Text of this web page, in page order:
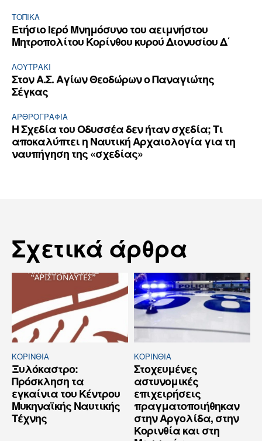
ΤΟΠΙΚΑ
Ετήσιο Ιερό Μνημόσυνο του αειμνήστου
Μητροπολίτου Κορίνθου κυρού Διονυσίου Δ΄
ΛΟΥΤΡΆΚΙ
Στον Α.Σ. Αγίων Θεοδώρων ο Παναγιώτης
Σέγκας
ΑΡΘPΟΓΡΑΦΙΑ
Η Σχεδία του Οδυσσέα δεν ήταν σχεδία; Τι
αποκαλύπτει η Ναυτική Αρχαιολογία για τη
ναυπήγηση της «σχεδίας»
Σχετικά άρθρα
ΚΟΡΙΝΘΊΑ
Ξυλόκαστρο:
Πρόσκληση τα
εγκαίνια του Κέντρου
Μυκηναϊκής Ναυτικής
Τέχνης
ΚΟΡΙΝΘΊΑ
Στοχευμένες
αστυνομικές
επιχειρήσεις
πραγματοποιήθηκαν
στην Αργολίδα, στην
Κορινθία και στη